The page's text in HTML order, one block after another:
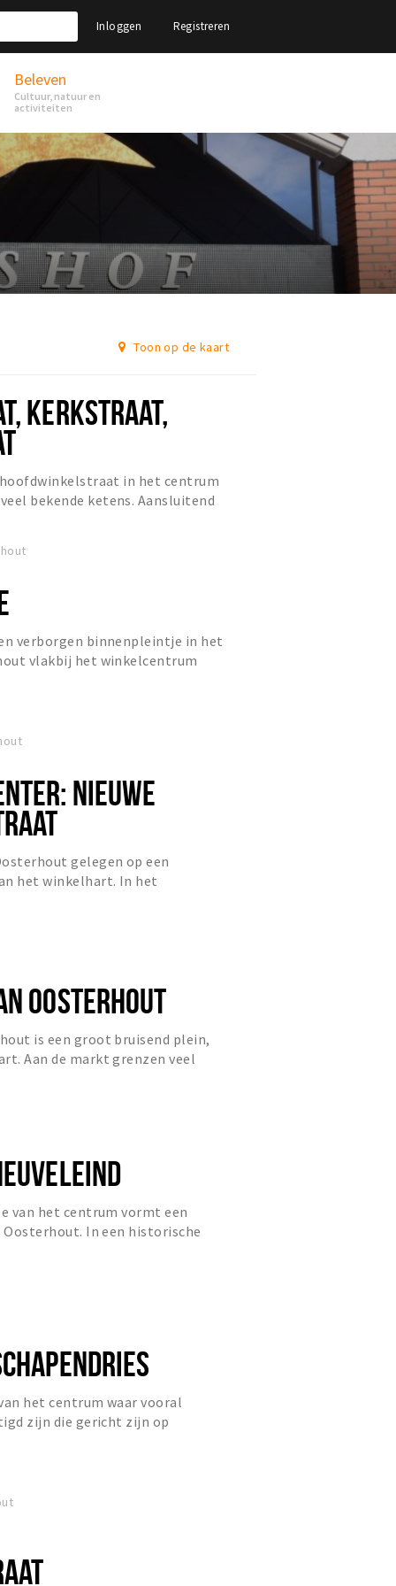
Inloggen Registreren
Beleven
Cultuur, natuur en
activiteiten
Toon op de kaart
KERKSTRAAT,
in het centrum
bekende ketens. Aansluitend
verborgen binnenpleintje in het
vlakbij het winkelcentrum
NIEUWE
gelegen op een
het winkelhart. In het
OOSTERHOUT
is een groot bruisend plein,
Aan de markt grenzen veel
van het centrum vormt een
In een historische
het centrum waar vooral
zijn die gericht zijn op